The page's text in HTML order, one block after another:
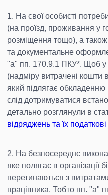
1. На свої особисті
(на проїзд, проживання у
розміщення тощо), а
та документальне
"а" пп. 170.9.1 ПКУ*. Щоб у
(надміру витрачені кошти
який підлягає
слід дотримуватися
детально розглянули в
відряджень та їх
2. На безпосереднє
яке полягає в організації
перетинаються з
працівника. Тобто пп. "а"